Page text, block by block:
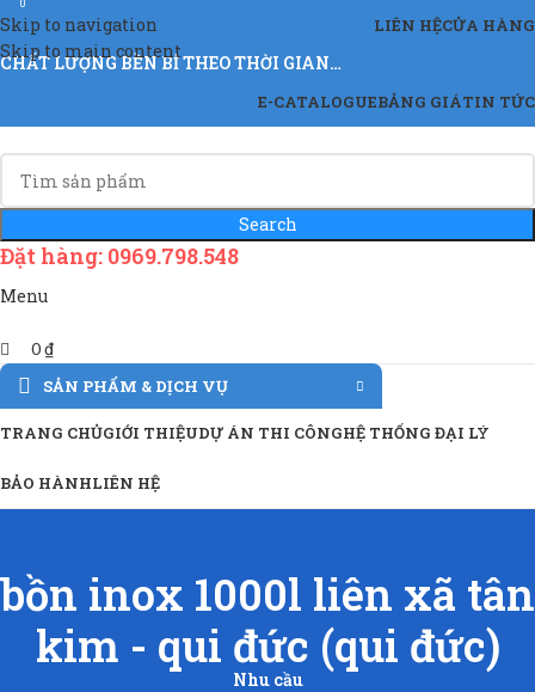
Skip to navigation
Skip to main content
LIÊN HỆCỬA HÀNG
CHẤT LƯỢNG BỀN BỈ THEO THỜI GIAN…
E-CATALOGUEBẢNG GIÁTIN TỨC
Search
Đặt hàng: 0969.798.548
Menu
0
0₫
SẢN PHẨM & DỊCH VỤ
TRANG CHỦGIỚI THIỆUDỰ ÁN THI CÔNGHỆ THỐNG ĐẠI LÝ
BẢO HÀNHLIÊN HỆ
bồn inox 1000l liên xã tân
kim - qui đức (qui đức)
Nhu cầu